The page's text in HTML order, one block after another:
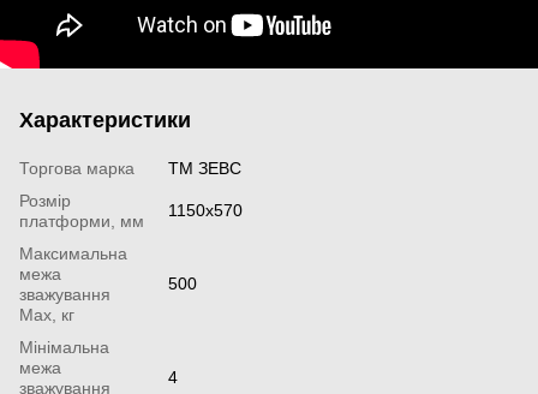
Характеристики
Торгова марка
ТМ ЗЕВС
Розмір
платформи, мм
1150х570
Максимальна
межа
зважування
Мах, кг
500
Мінімальна
межа
зважування
4